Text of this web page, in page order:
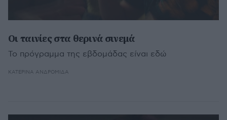
Οι ταινίες στα θερινά σινεμά
Το πρόγραμμα της εβδομάδας είναι εδώ
ΚΑΤΕΡΊΝΑ ΑΝΔΡΟΜΙΔΆ